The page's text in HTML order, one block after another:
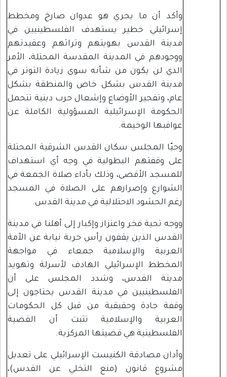
وأكد أن ما يجري هو عدوان صارخ ومخطط
إسرائيلي خطير يستهدف الفلسطينيين في
مدينة القدس بهويتهم وتراثهم وعقيدتهم
ووجودهم في المدينة المقدسة المحتلة، الأمر
الذي لن يكون من شأنه سوى زيادة التوتر في
مدينة القدس بشكل خاص والمنطقة بشكل
عام، وتفجير الأوضاع وإشعال حرب دينية تتحمل
الحكومة الإسرائيلية المسؤولية الكاملة عن
عواقبها الوخيمة.
وحيّا المجلس سكان القدس الشرقية المحتلة
على وقفتهم البطولية في وجه أي استهداف
للمسجد الأقصى، وذلك بأداء صلاة الجمعة في
الشوارع وإصرارهم على الصلاة في المسجد
رغم الحشود الاحتلالية في مدينة القدس.
ووجه تحية فخر واعتزاز وإكبار إلى أهلنا في مدينة
القدس الذين يقفون رأس حربة نيابة عن الأمة
العربية والإسلامية جمعاء في مواجهة
المخطط الإسرائيلي الهادف لأسرلة وتهويد
مدينة القدس، وشدد المجلس على أن
الفلسطينيين في مدينة القدس يحتاجون إلى
وقفة جادة وحقيقية من قبل كل الحكومات
العربية والإسلامية تثبت أن القضية
الفلسطينية هي قضيتها المركزية.
وأدان مصادقة الكنيست الإسرائيلي على تعديل
مشروع قانون (منع التخلي عن القدس)،